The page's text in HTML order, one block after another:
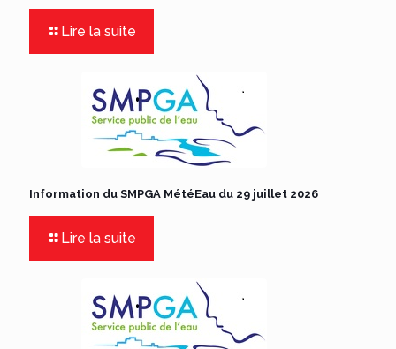
Lire la suite
Information du SMPGA MétéEau du 29 juillet 2026
Lire la suite